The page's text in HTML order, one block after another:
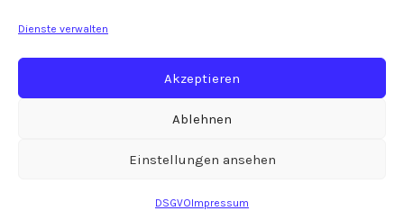
Dienste verwalten
Akzeptieren
Ablehnen
Einstellungen ansehen
DSGVOImpressum
Brauerei